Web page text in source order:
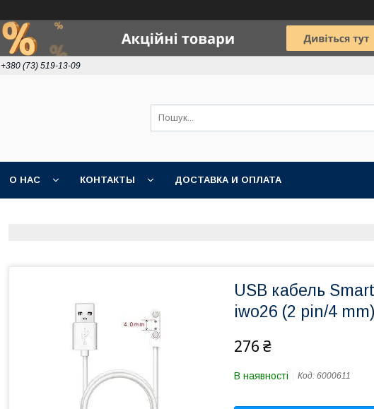
+380 (73) 519-13-09
О НАС КОНТАКТЫ ДОСТАВКА И ОПЛАТА
USB кабель
iwo26 (2 pin/4
276 ₴
В наявності Код: 6000611